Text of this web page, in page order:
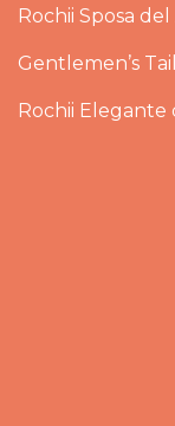
Rochii Sposa
Gentlemen’s
Rochii Elegante